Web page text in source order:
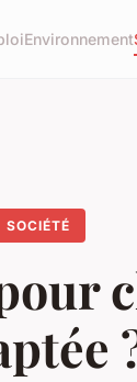
Environnement
SOCIÉTÉ